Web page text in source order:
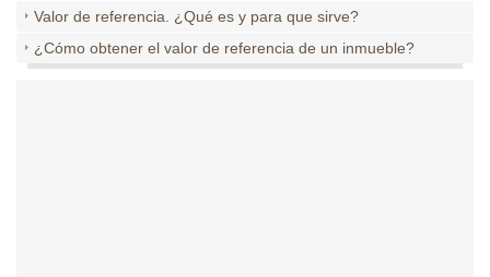
Valor de referencia. ¿Qué es y para que sirve?
¿Cómo obtener el valor de referencia de un inmueble?